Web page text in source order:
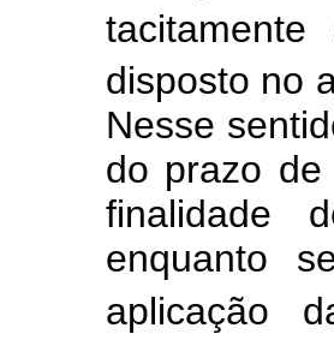
disposto no
Nesse
do prazo
finalidade
enquanto
aplicação